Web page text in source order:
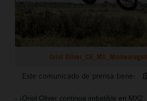
Oriol
Este comunicado de prensa tiene:
- ¡Oriol Oliver continua imbatible en